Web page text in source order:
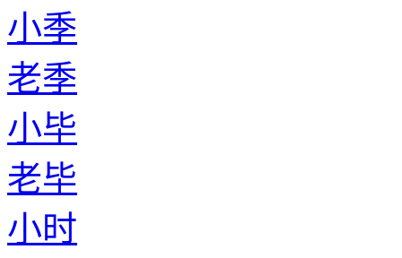
小季
老季
小毕
老毕
小时